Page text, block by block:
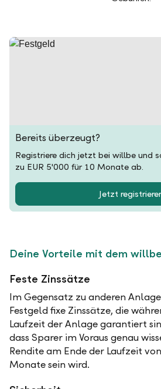
Bereits überzeugt?
Registriere dich jetzt bei willbe und
zu EUR 5'000 für 10 Monate ab.
Jetzt
Deine Vorteile mit dem
Feste Zinssätze
Im Gegensatz zu anderen
Festgeld fixe Zinssätze, die
Laufzeit der Anlage garantiert
dass Sparer im Voraus genau
Rendite am Ende der Laufzeit
Monate sein wird.